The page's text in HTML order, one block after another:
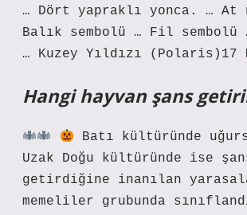
… Dört yapraklı yonca. … At
Balık sembolü … Fil sembolü
… Kuzey Yıldızı (Polaris)17
Hangi hayvan şans
Batı kültüründe
Uzak Doğu kültüründe ise
getirdiğine inanılan
memeliler grubunda